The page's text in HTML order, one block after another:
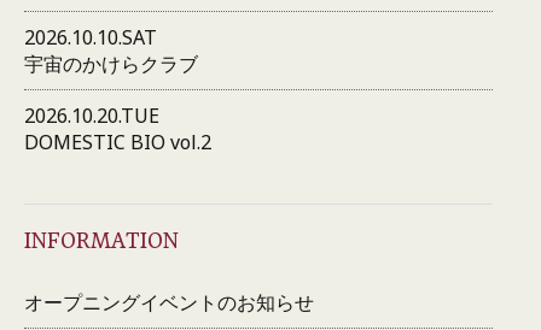
2026.10.10.SAT
宇宙のかけらクラブ
2026.10.20.TUE
DOMESTIC BIO vol.2
INFORMATION
オープニングイベントのお知らせ